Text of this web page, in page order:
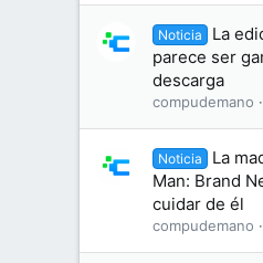
Noticia
La
parece ser
descarga
compudemano
Noticia
La
Man: Brand
cuidar de él
compudemano